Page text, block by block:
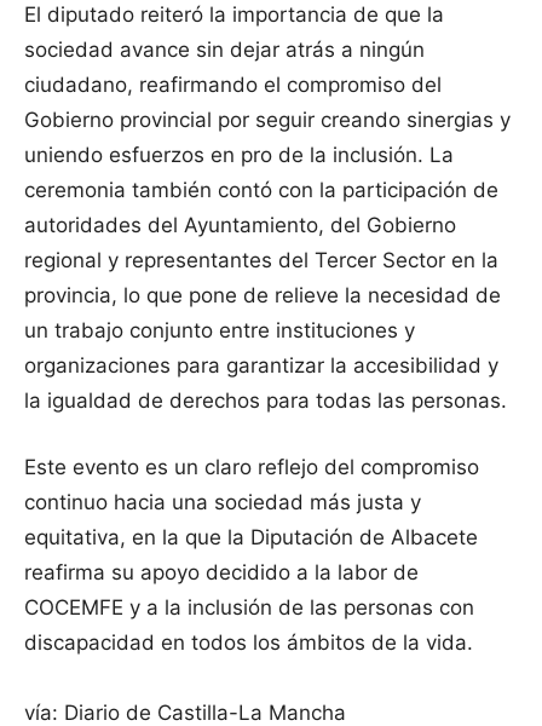
El diputado reiteró la importancia de que la
sociedad avance sin dejar atrás a ningún
ciudadano, reafirmando el compromiso del
Gobierno provincial por seguir creando sinergias y
uniendo esfuerzos en pro de la inclusión. La
ceremonia también contó con la participación de
autoridades del Ayuntamiento, del Gobierno
regional y representantes del Tercer Sector en la
provincia, lo que pone de relieve la necesidad de
un trabajo conjunto entre instituciones y
organizaciones para garantizar la accesibilidad y
la igualdad de derechos para todas las personas.
Este evento es un claro reflejo del compromiso
continuo hacia una sociedad más justa y
equitativa, en la que la Diputación de Albacete
reafirma su apoyo decidido a la labor de
COCEMFE y a la inclusión de las personas con
discapacidad en todos los ámbitos de la vida.
vía: Diario de Castilla-La Mancha